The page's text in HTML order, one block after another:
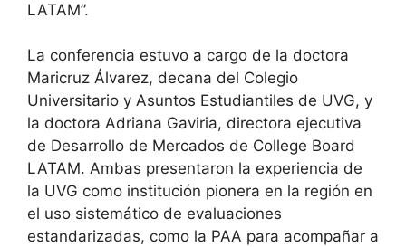
LATAM”.
La conferencia estuvo a cargo de la doctora
Maricruz Álvarez, decana del Colegio
Universitario y Asuntos Estudiantiles de UVG, y
la doctora Adriana Gaviria, directora ejecutiva
de Desarrollo de Mercados de College Board
LATAM. Ambas presentaron la experiencia de
la UVG como institución pionera en la región en
el uso sistemático de evaluaciones
estandarizadas, como la PAA para acompañar a